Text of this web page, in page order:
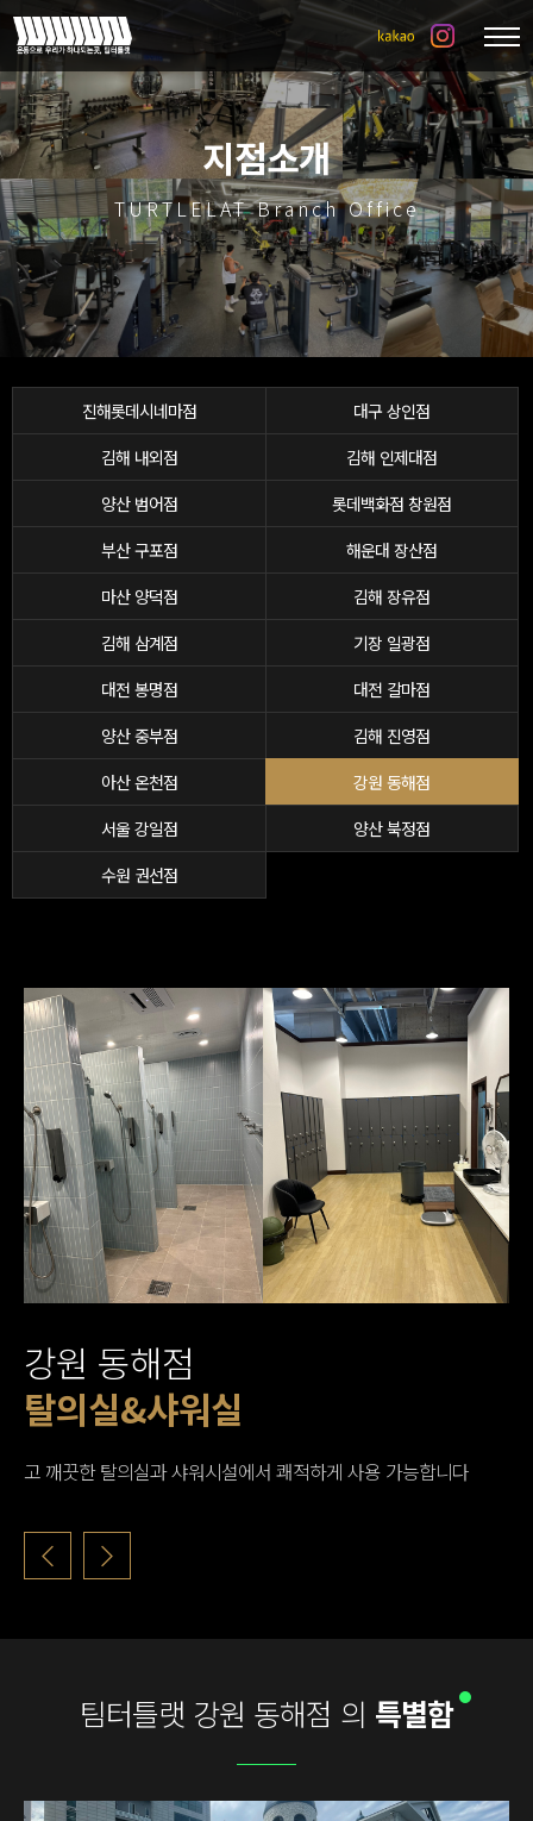
지점소개
TURTLELAT Branch Office
진해롯데시네마점
대구 상인점
김해 내외점
김해 인제대점
양산 범어점
롯데백화점 창원점
부산 구포점
해운대 장산점
마산 양덕점
김해 장유점
김해 삼계점
기장 일광점
대전 봉명점
대전 갈마점
양산 중부점
김해 진영점
아산 온천점
강원 동해점
서울 강일점
양산 북정점
수원 권선점
웨이트존
유산소존
강원 동해점
탈의실&샤워실
고 깨끗한 탈의실과 샤워시설에서 쾌적하게 사용 가능합니다
건식사우나
팀터틀랫 강원 동해점 의 특별함